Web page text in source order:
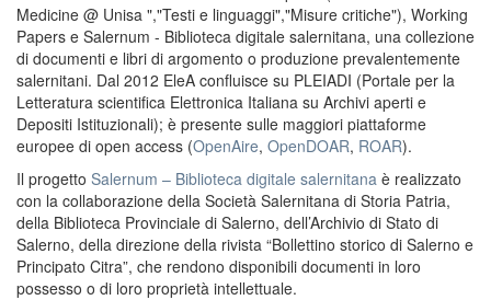
Medicine @ Unisa ","Testi e linguaggi","Misure critiche"), Working
Papers e Salernum - Biblioteca digitale salernitana, una collezione
di documenti e libri di argomento o produzione prevalentemente
salernitani. Dal 2012 EleA confluisce su PLEIADI (Portale per la
Letteratura scientifica Elettronica Italiana su Archivi aperti e
Depositi Istituzionali); è presente sulle maggiori piattaforme
europee di open access (OpenAire, OpenDOAR, ROAR).
Il progetto Salernum – Biblioteca digitale salernitana è realizzato
con la collaborazione della Società Salernitana di Storia Patria,
della Biblioteca Provinciale di Salerno, dell’Archivio di Stato di
Salerno, della direzione della rivista “Bollettino storico di Salerno e
Principato Citra”, che rendono disponibili documenti in loro
possesso o di loro proprietà intellettuale.